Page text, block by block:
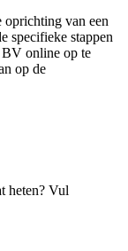
van een
specifieke stappen
BV online op te
op de
heten? Vul